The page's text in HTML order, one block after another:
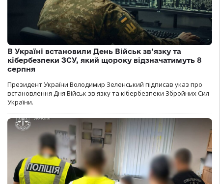
В Україні встановили День Військ зв’язку та
кібербезпеки ЗСУ, який щороку відзначатимуть 8
серпня
Президент України Володимир Зеленський підписав указ про
встановлення Дня Військ зв'язку та кібербезпеки Збройних Сил
України.